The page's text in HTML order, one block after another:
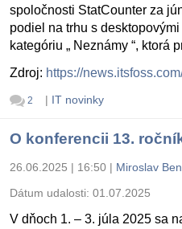
spoločnosti StatCounter za
podiel na trhu s
kategóriu „ Neznámy “, ktorá
Zdroj: https://
2 | IT novinky
O konferencii 13.
26.06.2025 | 16:50 | Miroslav
Dátum udalosti: 01.07.2025
V dňoch 1. – 3. júla 2025 sa